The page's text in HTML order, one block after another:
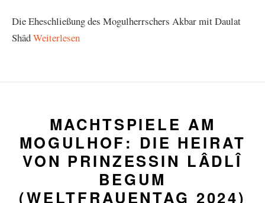
Die Eheschließung des Mogulherrschers Akbar mit Daulat
ShâdWeiterlesen
MACHTSPIELE AM
MOGULHOF: DIE HEIRAT
VON PRINZESSIN LÂDLÎ
BEGUM
(WELTFRAUENTAG 2024)